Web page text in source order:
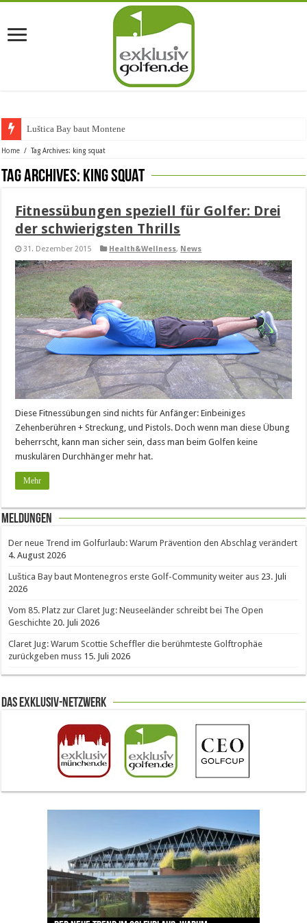
Luštica Bay baut Montenegros
Home / Tag Archives: king squat
Tag Archives: king squat
Fitnessübungen speziell für Golfer: Drei
der schwierigsten Thrills
31. Dezember 2015 Health&Wellness, News
Diese Fitnessübungen sind nichts für Anfänger: Einbeiniges
Zehenberühren + Streckung, und Pistols. Doch wenn man diese Übung
beherrscht, kann man sicher sein, dass man beim Golfen keine
muskulären Durchhänger mehr hat.
Mehr
Meldungen
Der neue Trend im Golfurlaub: Warum Prävention den Abschlag verändert
4. August 2026
Luštica Bay baut Montenegros erste Golf-Community weiter aus 23. Juli
2026
Vom 85. Platz zur Claret Jug: Neuseeländer schreibt bei The Open
Geschichte 20. Juli 2026
Claret Jug: Warum Scottie Scheffler die berühmteste Golftrophäe
zurückgeben muss 15. Juli 2026
Das Exklusiv-Netzwerk
The Open 2026 in Royal Birkdale: Warum der